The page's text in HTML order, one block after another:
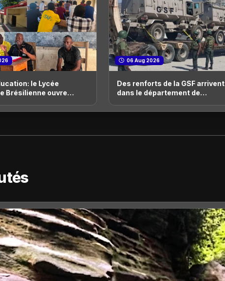
le Lycée
Brésilienne ouvre
06 Aug 2026
Des renforts de la GSF arrivent
dans le département de
opérations de sécurité